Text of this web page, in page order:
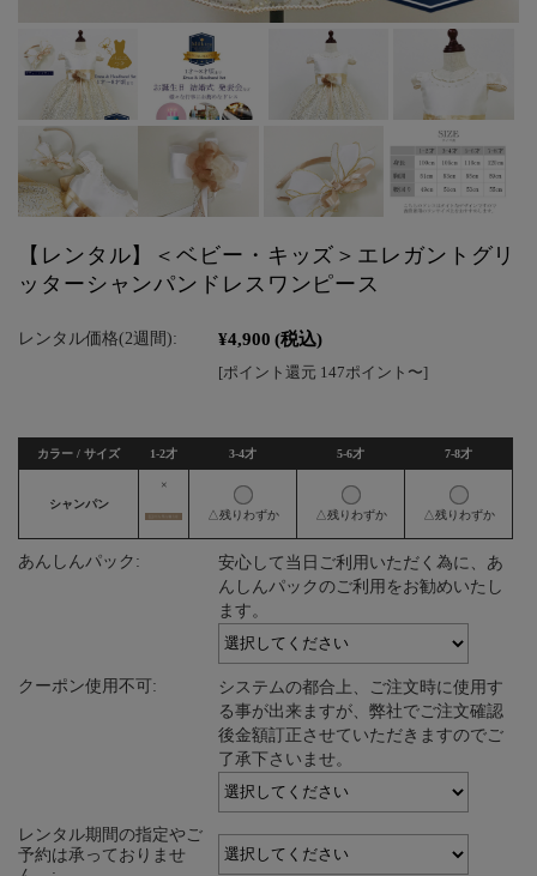
【レンタル】＜ベビー・キッズ＞エレガントグリ
ッターシャンパンドレスワンピース
レンタル価格(2週間): ¥4,900 (税込)
[ポイント還元 147ポイント〜]
カラー / サイズ 1-2才 3-4才 5-6才 7-8才
シャンパン
×
△残りわずか △残りわずか △残りわずか
あんしんパック:
安心して当日ご利用いただく為に、あ
んしんパックのご利用をお勧めいたし
ます。
クーポン使用不可:
システムの都合上、ご注文時に使用す
る事が出来ますが、弊社でご注文確認
後金額訂正させていただきますのでご
了承下さいませ。
レンタル期間の指定やご
予約は承っておりませ